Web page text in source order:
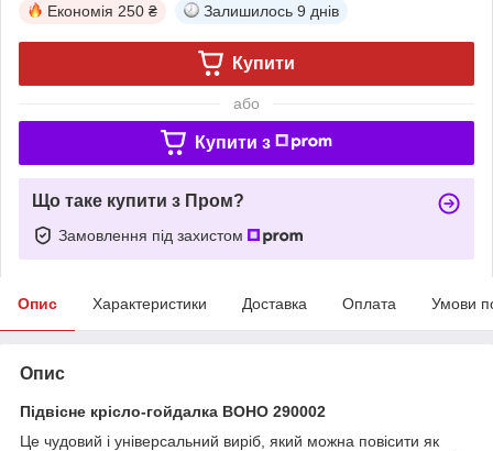
Економія 250 ₴ Залишилось 9 днів
Купити
або
Купити з
Що таке купити з Пром?
Замовлення під захистом
Опис Характеристики Доставка Оплата Умови
Опис
Підвісне крісло-гойдалка BOHO 290002
Це чудовий і універсальний виріб, який можна повісити як